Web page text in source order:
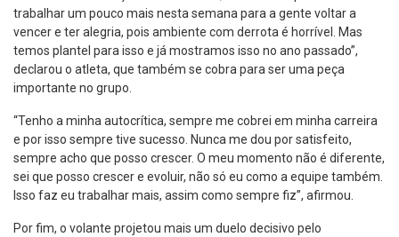
trabalhar um pouco mais nesta semana para a gente voltar a
vencer e ter alegria, pois ambiente com derrota é horrível. Mas
temos plantel para isso e já mostramos isso no ano passado”,
declarou o atleta, que também se cobra para ser uma peça
importante no grupo.
“Tenho a minha autocrítica, sempre me cobrei em minha carreira
e por isso sempre tive sucesso. Nunca me dou por satisfeito,
sempre acho que posso crescer. O meu momento não é diferente,
sei que posso crescer e evoluir, não só eu como a equipe também.
Isso faz eu trabalhar mais, assim como sempre fiz”, afirmou.
Por fim, o volante projetou mais um duelo decisivo pelo